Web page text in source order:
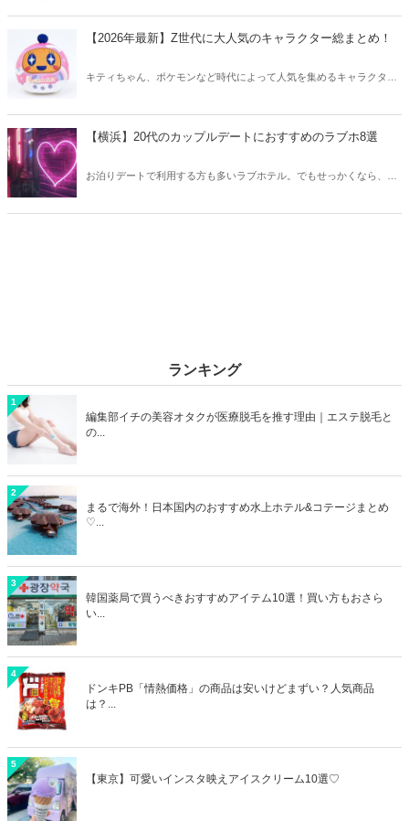
【2026年最新】Z世代に大人気のキャラクター総まとめ！
キティちゃん、ポケモンなど時代によって人気を集めるキャラクター
クしてみましょう。
【横浜】20代のカップルデートにおすすめのラブホ8選
お泊りデートで利用する方も多いラブホテル。でもせっかくなら、キ
ランキング
1
編集部イチの美容オタクが医療脱毛を推す理由｜エステ脱毛と
の...
2
まるで海外！日本国内のおすすめ水上ホテル&コテージまとめ
♡...
3
韓国薬局で買うべきおすすめアイテム10選！買い方もおさら
い...
4
ドンキPB「情熱価格」の商品は安いけどまずい？人気商品
は？...
5
【東京】可愛いインスタ映えアイスクリーム10選♡